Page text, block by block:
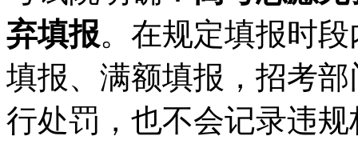
弃填报。在规定填报时
填报、满额填报，招考
行处罚，也不会记录违规